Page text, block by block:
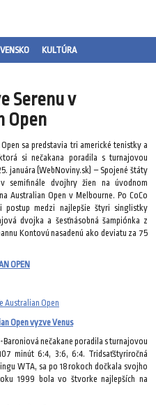
KULTÚRA
Serenu v
Open
sa predstavia tri americké tenistky a
si nečakana poradila s turnajovou
januára (WebNoviny.sk) – Spojené štáty
semifinále dvojhry žien na úvodnom
Australian Open v Melbourne. Po CoCo
postup medzi najlepšie štyri singlistky
dvojka a šesťnásobná šampiónka z
Kontovú nasadenú ako deviatu za 75
OPEN
Australian Open
Open vyzve Venus
nečakane poradila s turnajovou
minút 6:4, 3:6, 6:4. Tridsaťštyriročná
WTA, sa po 18 rokoch dočkala svojho
1999 bola vo štvorke najlepších na